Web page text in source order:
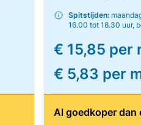
Spitstijden:
16.00 tot 18.30 uur,
€ 15,85 per
€ 5,83 per
Al goedkoper dan